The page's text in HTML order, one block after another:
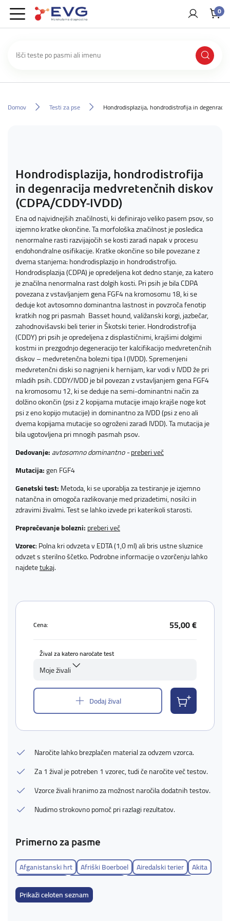
0
Domov Testi za pse Hondrodisplazija, hondrodistrofija in
Hondrodisplazija, hondrodistrofija
in degenracija medvretenčnih diskov
(CDPA/CDDY-IVDD)
Ena od najvidnejših značilnosti, ki definirajo veliko pasem psov, so
izjemno kratke okončine. Ta morfološka značilnost je posledica
nenormalne rasti razvijajočih se kosti zaradi napak v procesu
endohondralne osifikacije. Kratke okončine so bile povezane z
dvema stanjema: hondrodisplazijo in hondrodistrofijo.
Hondrodisplazija (CDPA) je opredeljena kot dedno stanje, za katero
je značilna nenormalna rast dolgih kosti. Pri psih je bila CDPA
povezana z vstavljanjem gena FGF4 na kromosomu 18, ki se
deduje kot avtosomno dominantna lastnost in povzroča fenotip
kratkih nog pri pasmah Basset hound, valižanski korgi, jazbečar,
zahodnovišavski beli terier in Škotski terier. Hondrodistrofija
(CDDY) pri psih je opredeljena z displastičnimi, krajšimi dolgimi
kostmi in prezgodnjo degeneracijo ter kalcifikacijo medvretenčnih
diskov – medvretenčna bolezni tipa I (IVDD). Spremenjeni
medvretenčni diski so nagnjeni k hernijam, kar vodi v IVDD že pri
mladih psih. CDDY/IVDD je bil povezan z vstavljanjem gena FGF4
na kromosomu 12, ki se deduje na semi-dominantni način za
dolžino okončin (psi z 2 kopijama mutacije imajo krajše noge kot
psi z eno kopijo mutacije) in dominantno za IVDD (psi z eno ali
dvema kopijama mutacije so ogroženi zaradi IVDD). Ta mutacija je
bila ugotovljena pri mnogih pasmah psov.
Dedovanje:avtosomnodominantno -preberi več
Mutacija:gen FGF4
Genetski test:Metoda, ki se uporablja za testiranje je izjemno
natančna in omogoča razlikovanje med prizadetimi, nosilci in
zdravimi živalmi. Test se lahko izvede pri katerikoli starosti.
Preprečevanje bolezni:preberi več
Vzorec: Polna kri odvzeta v EDTA (1,0 ml) ali bris ustne sluznice
odvzet s sterilno ščetko. Podrobne informacije o vzorčenju lahko
najdetetukaj.
Cena: 55,00 €
Žival za katero naročate test
Moje živali
Dodaj žival
Naročite lahko brezplačen material za odvzem vzorca.
Za 1 žival je potreben 1 vzorec, tudi če naročite več testov.
Vzorce živali hranimo za možnost naročila dodatnih testov.
Nudimo strokovno pomoč pri razlagi rezultatov.
Primerno za pasme
Afganistanski hrt Afriški Boerboel Airedalski terier
Akita
Ameriška akita
Ameriški buldog
Prikaži celoten seznam